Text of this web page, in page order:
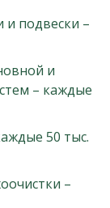
и подвески –
и
– каждые
50 тыс.
–